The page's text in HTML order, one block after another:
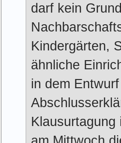
darf kein
Kindergärten,
ähnliche
in dem